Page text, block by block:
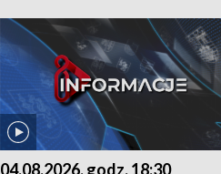
04.08.2026, godz. 18:30